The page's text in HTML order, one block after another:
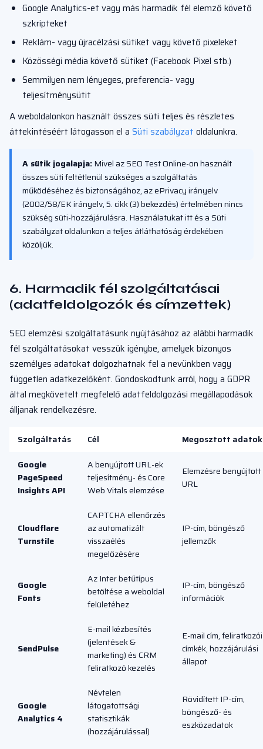
Google Analytics-et vagy más harmadik fél elemző követő
szkripteket
Reklám- vagy újracélzási sütiket vagy követő pixeleket
Közösségi média követő sütiket (Facebook Pixel stb.)
Semmilyen nem lényeges, preferencia- vagy
teljesítménysütit
A weboldalonkon használt összes süti teljes és részletes
áttekintéséért látogasson el a Süti szabályzat oldalunkra.
A sütik jogalapja:Mivel az SEO Test Online-on használt
összes süti feltétlenül szükséges a szolgáltatás
működéséhez és biztonságához, az ePrivacy irányelv
(2002/58/EK irányelv, 5. cikk (3) bekezdés) értelmében nincs
szükség süti-hozzájárulásra. Használatukat itt és a Süti
szabályzat oldalunkon a teljes átláthatóság érdekében
közöljük.
6. Harmadik fél szolgáltatásai
(adatfeldolgozók és címzettek)
SEO elemzési szolgáltatásunk nyújtásához az alábbi harmadik
fél szolgáltatásokat vesszük igénybe, amelyek bizonyos
személyes adatokat dolgozhatnak fel a nevünkben vagy
független adatkezelőként. Gondoskodtunk arról, hogy a GDPR
által megkövetelt megfelelő adatfeldolgozási megállapodások
álljanak rendelkezésre.
Szolgáltatás Cél
Megosztott adatok
Google
PageSpeed
Insights API
A benyújtott URL-ek
teljesítmény- és Core
Web Vitals elemzése
Elemzésre benyújtott
URL
Cloudflare
Turnstile
CAPTCHA ellenőrzés
az automatizált
visszaélés
megelőzésére
IP-cím, böngésző
jellemzők
Google
Fonts
Az Inter betűtípus
betöltése a weboldal
felületéhez
IP-cím, böngésző
információk
SendPulse
E-mail kézbesítés
(jelentések &
marketing) és CRM
feliratkozó kezelés
E-mail cím, feliratkozói
címkék, hozzájárulási
állapot
Google
Analytics 4
Névtelen
látogatottsági
statisztikák
(hozzájárulással)
Rövidített IP-cím,
böngésző- és
eszközadatok